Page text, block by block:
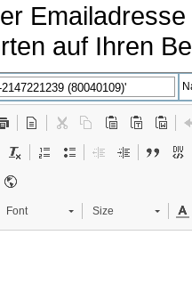
auf Ihren
Font Size